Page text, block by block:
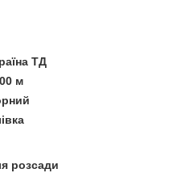
ТД
м
розсади